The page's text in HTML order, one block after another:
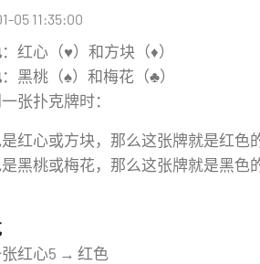
05 11:35:00
：红心（♥）和方块（♦）
：黑桃（♠）和梅花（♣）
张扑克牌时：
红心或方块，那么这张牌就是红色的
黑桃或梅花，那么这张牌就是黑色的
红心5 → 红色